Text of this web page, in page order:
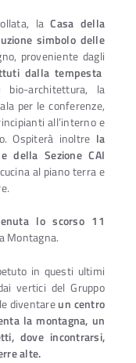
laCasa della
simbolo delle
proveniente dagli
dalla tempesta
architettura, la
per le conferenze,
all’interno e
Ospiterà inoltre la
della Sezione CAI
al piano terra e
lo scorso 11
Montagna.
in questi ultimi
vertici del Gruppo
diventareun centro
la montagna, un
dove incontrarsi,
alte.